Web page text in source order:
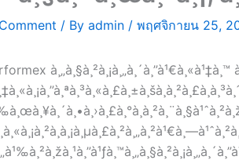
/ By admin / พฤศจิกายน 25,
à¸„à¸§à¸²à¸¡à¸„à¸´à¸”à¹€à¸«à¹‡à¸™